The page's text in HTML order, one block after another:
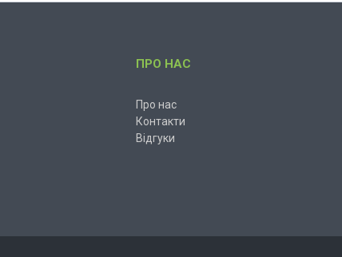
ПРО НАС
Про нас
Контакти
Відгуки